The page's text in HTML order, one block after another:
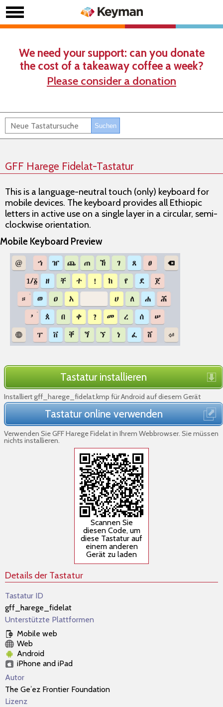
We need your support: can you donate
the cost of a takeaway coffee a week?
Please consider a donation
GFF Harege Fidelat-Tastatur
This is a language-neutral touch (only) keyboard for
mobile devices. The keyboard provides all Ethiopic
letters in active use on a single layer in a circular, semi-
clockwise orientation.
Mobile Keyboard Preview
Tastatur installieren
Installiert gff_harege_fidelat.kmp für Android auf diesem Gerät
Tastatur online verwenden
Verwenden Sie GFF Harege Fidelat in Ihrem Webbrowser. Sie müssen
nichts installieren.
Scannen Sie
diesen Code, um
diese Tastatur auf
einem anderen
Gerät zu laden
Details der Tastatur
Tastatur ID
gff_harege_fidelat
Unterstützte Plattformen
Mobile web
Web
Android
iPhone and iPad
Autor
The Geʾez Frontier Foundation
Lizenz